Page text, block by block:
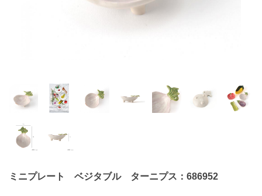
ミニプレート ベジタブル ターニプス：686952